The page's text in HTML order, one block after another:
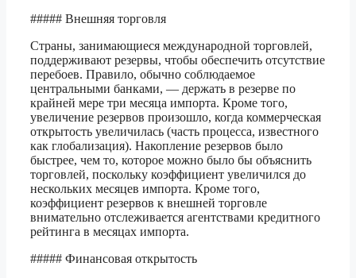
##### Внешняя торговля
Страны, занимающиеся международной торговлей,
поддерживают резервы, чтобы обеспечить отсутствие
перебоев. Правило, обычно соблюдаемое
центральными банками, — держать в резерве по
крайней мере три месяца импорта. Кроме того,
увеличение резервов произошло, когда коммерческая
открытость увеличилась (часть процесса, известного
как глобализация). Накопление резервов было
быстрее, чем то, которое можно было бы объяснить
торговлей, поскольку коэффициент увеличился до
нескольких месяцев импорта. Кроме того,
коэффициент резервов к внешней торговле
внимательно отслеживается агентствами кредитного
рейтинга в месяцах импорта.
##### Финансовая открытость